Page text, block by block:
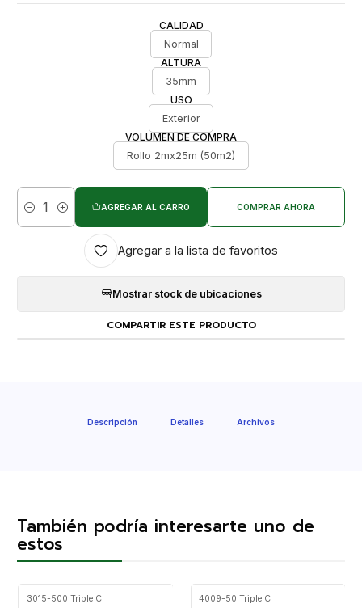
CALIDAD
Normal
ALTURA
35mm
USO
Exterior
VOLUMEN DE COMPRA
Rollo 2mx25m (50m2)
Cantidad
AGREGAR AL CARRO COMPRAR AHORA
Agregar a la lista de favoritos
Mostrar stock de ubicaciones
COMPARTIR ESTE PRODUCTO
Descripción Detalles Archivos
También podría interesarte uno de
estos
3015-500 Triple C 4009-50 Triple C